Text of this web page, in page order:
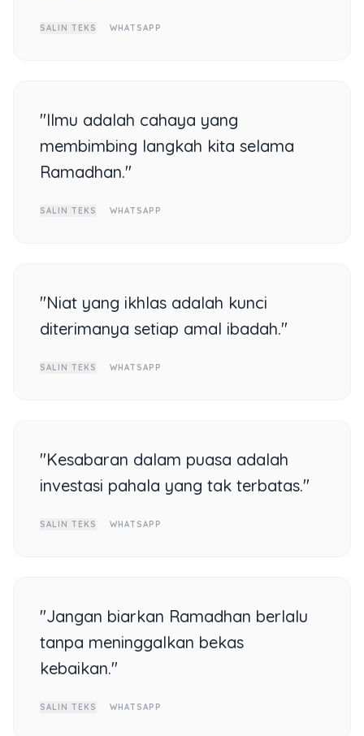
SALIN TEKS WHATSAPP
"Ilmu adalah cahaya yang
membimbing langkah kita selama
Ramadhan."
SALIN TEKS WHATSAPP
"Niat yang ikhlas adalah kunci
diterimanya setiap amal ibadah."
SALIN TEKS WHATSAPP
"Kesabaran dalam puasa adalah
investasi pahala yang tak terbatas."
SALIN TEKS WHATSAPP
"Jangan biarkan Ramadhan berlalu
tanpa meninggalkan bekas
kebaikan."
SALIN TEKS WHATSAPP